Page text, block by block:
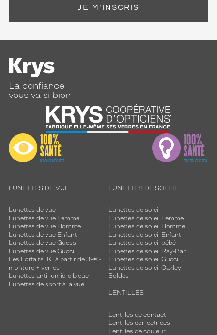
JE M'INSCRIS
La confiance
vous va si bien
LUNETTES DE VUE
Lunettes de vue
Lunettes de vue Femme
Lunettes de vue Homme
Lunettes de vue Enfant
Lunettes de vue Guess
Lunettes de vue Gucci
Les Forfaits [K] à partir de 39€ -
monture + verres
Lunettes anti-lumière bleue
Lunettes de sport à la vue
LUNETTES DE SOLEIL
Lunettes de soleil
Lunettes de soleil Femme
Lunettes de soleil Homme
Lunettes de soleil Enfant
Lunettes de soleil bébé
Lunettes de soleil Ray-Ban
Lunettes de soleil Gucci
Lunettes de soleil Oakley
Soldes
LENTILLES
Lentilles de contact
Lentilles correctrices
Lentilles de couleur